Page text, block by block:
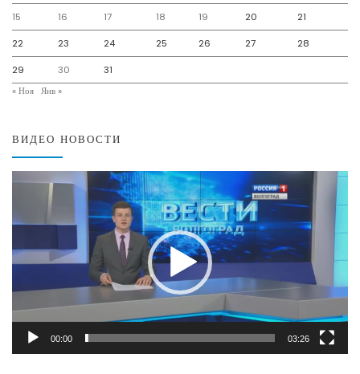
15 16 17 18 19 20 21
22 23 24 25 26 27 28
29 30
31
« Ноя Янв »
ВИДЕО НОВОСТИ
00:00 03:26